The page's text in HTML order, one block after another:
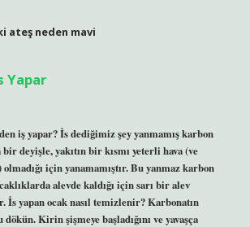
ateş neden mavi
Yapar
iş yapar? İs dediğimiz şey yanmamış karbon
deyişle, yakıtın bir kısmı yeterli hava (ve
olmadığı için yanamamıştır. Bu yanmaz karbon
alevde kaldığı için sarı bir alev
İs yapan ocak nasıl temizlenir? Karbonatın
Kirin şişmeye başladığını ve yavaşça